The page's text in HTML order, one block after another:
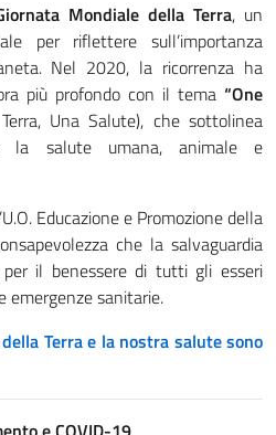
Mondiale della Terra, un
per riflettere sull’importanza
Nel 2020, la ricorrenza ha
più profondo con il tema “One
Una Salute), che sottolinea
la salute umana, animale e
Educazione e Promozione della
che la salvaguardia
per il benessere di tutti gli esseri
emergenze sanitarie.
Terra e la nostra salute sono